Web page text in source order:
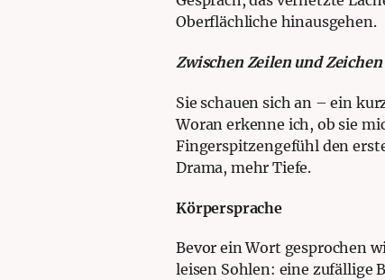
Oberflächliche hinausgehen.
Zwischen Zeilen und
Sie schauen sich an – ein
Woran erkenne ich, ob sie
Fingerspitzengefühl den
Drama, mehr Tiefe.
Körpersprache
Bevor ein Wort gesprochen
leisen Sohlen: eine zufällige